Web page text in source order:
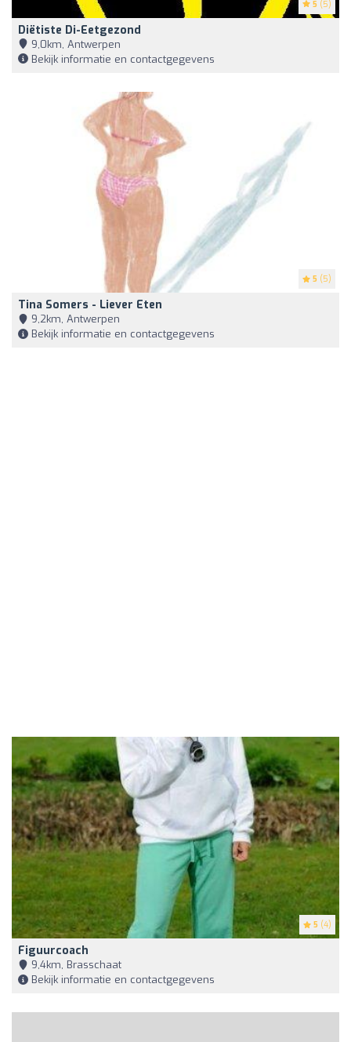
5 (5)
Diëtiste Di-Eetgezond
9,0km, Antwerpen
Bekijk informatie en contactgegevens
5 (5)
Tina Somers - Liever Eten
9,2km, Antwerpen
Bekijk informatie en contactgegevens
5 (4)
Figuurcoach
9,4km, Brasschaat
Bekijk informatie en contactgegevens